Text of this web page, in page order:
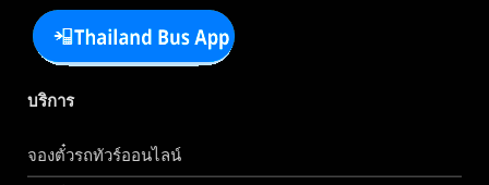
บริการ
จองตั๋วรถทัวร์ออนไลน์